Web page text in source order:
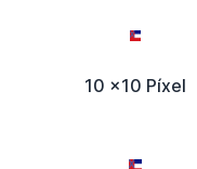
10 x10 Píxel